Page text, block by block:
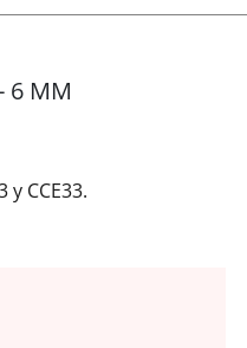
6 MM
CCE33.